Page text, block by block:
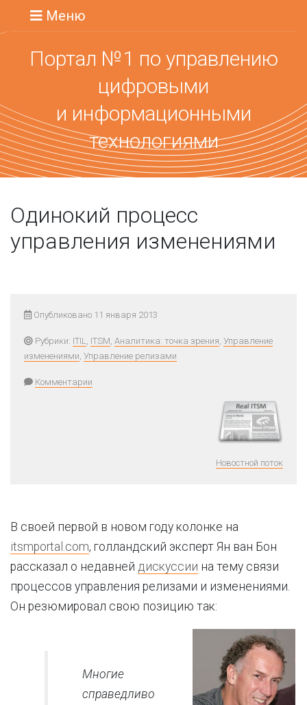
Меню
Портал №1 по управлению
цифровыми
и информационными
технологиями
Одинокий процесс
управления изменениями
Опубликовано 11 января 2013
Рубрики: ITIL, ITSM, Аналитика: точка зрения, Управление
изменениями, Управление релизами
Комментарии
Новостной поток
В своей первой в новом году колонке на
itsmportal.com, голландский эксперт Ян ван Бон
рассказал о недавней дискуссии на тему связи
процессов управления релизами и изменениями.
Он резюмировал свою позицию так:
Многие
справедливо